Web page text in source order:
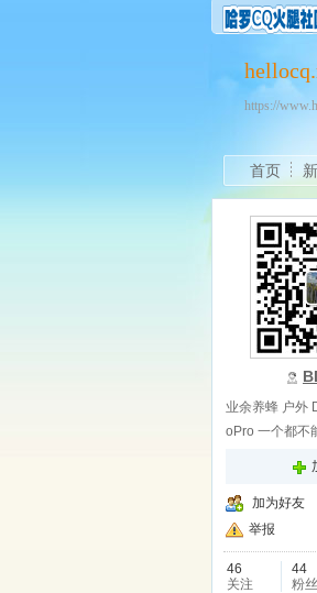
https://
首页
业余养蜂 户外
oPro 一个都不
加为好友
举报
46
关注
44
粉丝